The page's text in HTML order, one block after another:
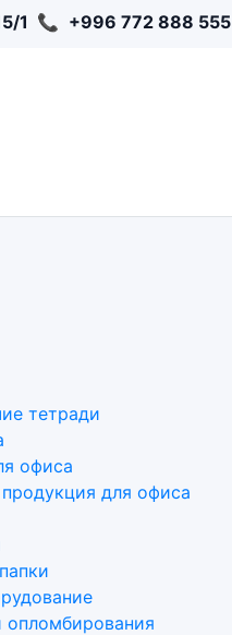
1 📞 +996 772 888 555
тетради
офиса
для офиса
опломбирования